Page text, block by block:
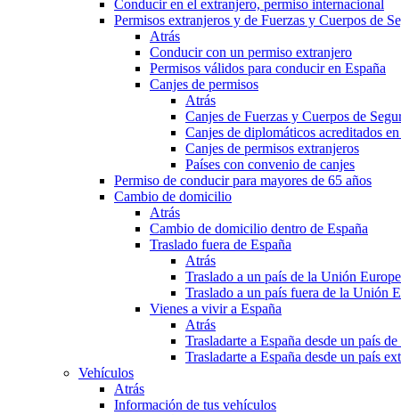
Conducir en el extranjero, permiso internacional
Permisos extranjeros y de Fuerzas y Cuerpos de
Atrás
Conducir con un permiso extranjero
Permisos válidos para conducir en España
Canjes de permisos
Atrás
Canjes de Fuerzas y Cuerpos de
Canjes de diplomáticos acreditados en
Canjes de permisos extranjeros
Países con convenio de canjes
Permiso de conducir para mayores de 65 años
Cambio de domicilio
Atrás
Cambio de domicilio dentro de España
Traslado fuera de España
Atrás
Traslado a un país de la Unión
Traslado a un país fuera de la Unión
Vienes a vivir a España
Atrás
Trasladarte a España desde un país
Trasladarte a España desde un país
Vehículos
Atrás
Información de tus vehículos